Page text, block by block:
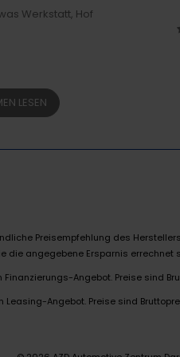
Werkstatt, Hof
LESEN
Preisempfehlung des
die angegebene Ersparnis
Angebot. Preise sind
Angebot. Preise sind